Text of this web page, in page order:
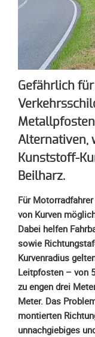
Gewerbliche
Förderer
Flyer
Infokarte
Achte
auf
Merchandise
Aktionen
Info/Presse
Unterfahrschutz
-
Erfolge
-
Technik
Gefährlich
Alternativen,
Kunststoff-
Beilharz.
Für
von Kurven
Dabei helfen
sowie
Kurvenradius
Leitpfosten – von
zu engen drei
Meter. Das
montierten
unnachgiebiges